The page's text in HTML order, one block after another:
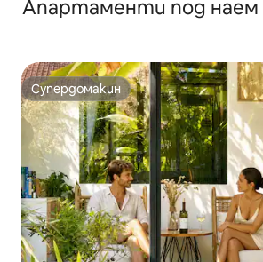
Апартаменти под наем
Супердомакин
Супердомакин